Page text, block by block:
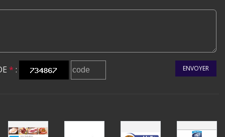
* : ENVOYER